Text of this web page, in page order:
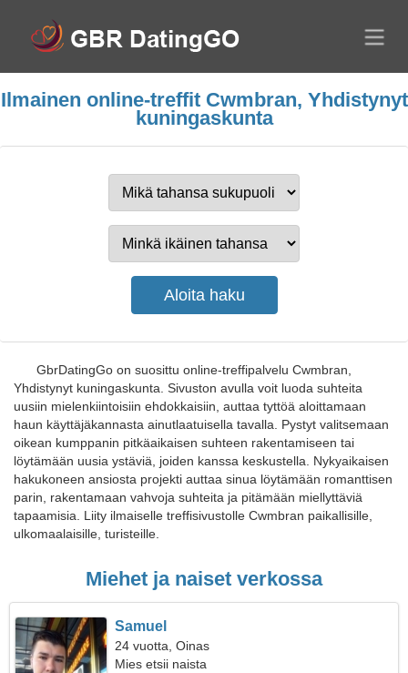
Ilmainen online-treffit Cwmbran, Yhdistynyt
kuningaskunta
GbrDatingGo on suosittu online-treffipalvelu Cwmbran,
Yhdistynyt kuningaskunta. Sivuston avulla voit luoda suhteita
uusiin mielenkiintoisiin ehdokkaisiin, auttaa tyttöä aloittamaan
haun käyttäjäkannasta ainutlaatuisella tavalla. Pystyt valitsemaan
oikean kumppanin pitkäaikaisen suhteen rakentamiseen tai
löytämään uusia ystäviä, joiden kanssa keskustella. Nykyaikaisen
hakukoneen ansiosta projekti auttaa sinua löytämään romanttisen
parin, rakentamaan vahvoja suhteita ja pitämään miellyttäviä
tapaamisia. Liity ilmaiselle treffisivustolle Cwmbran paikallisille,
ulkomaalaisille, turisteille.
Miehet ja naiset verkossa
Samuel
24 vuotta, Oinas
Mies etsii naista